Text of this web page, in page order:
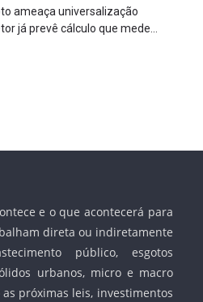
ameaça universalização
já prevê cálculo que mede
e o que acontecerá para
direta ou indiretamente
público, esgotos
urbanos, micro e macro
próximas leis, investimentos